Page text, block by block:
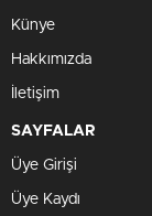
Künye
Hakkımızda
İletişim
SAYFALAR
Üye Girişi
Üye Kaydı